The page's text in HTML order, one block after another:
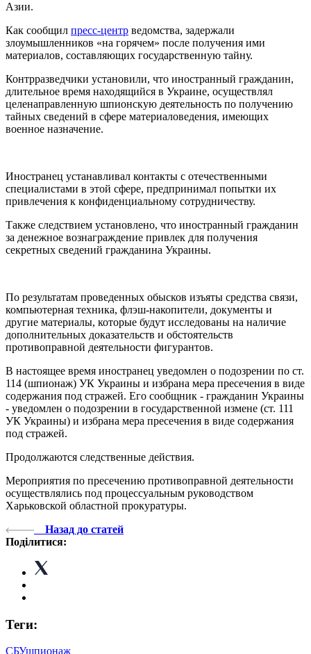
Азии.
Как сообщил пресс-центр ведомства, задержали
злоумышленников «на горячем» после получения ими
материалов, составляющих государственную тайну.
Контрразведчики установили, что иностранный гражданин,
длительное время находящийся в Украине, осуществлял
целенаправленную шпионскую деятельность по получению
тайных сведений в сфере материаловедения, имеющих
военное назначение.
Иностранец устанавливал контакты с отечественными
специалистами в этой сфере, предпринимал попытки их
привлечения к конфиденциальному сотрудничеству.
Также следствием установлено, что иностранный гражданин
за денежное вознаграждение привлек для получения
секретных сведений гражданина Украины.
По результатам проведенных обысков изъяты средства связи,
компьютерная техника, флэш-накопители, документы и
другие материалы, которые будут исследованы на наличие
дополнительных доказательств и обстоятельств
противоправной деятельности фигурантов.
В настоящее время иностранец уведомлен о подозрении по ст.
114 (шпионаж) УК Украины и избрана мера пресечения в виде
содержания под стражей. Его сообщник - гражданин Украины
- уведомлен о подозрении в государственной измене (ст. 111
УК Украины) и избрана мера пресечения в виде содержания
под стражей.
Продолжаются следственные действия.
Мероприятия по пресечению противоправной деятельности
осуществлялись под процессуальным руководством
Харьковской областной прокуратуры.
Назад до статей
Поділитися:
Теги:
СБУшпионаж